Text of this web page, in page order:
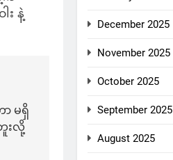
း နဲ့
မရှိ
းလို့
December 2025
November 2025
October 2025
September 2025
August 2025